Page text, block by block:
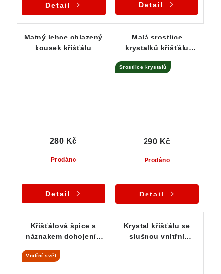
Detail Detail
Matný lehce ohlazený
kousek křišťálu
Prodáno
280 Kč
Detail
Malá srostlice
krystalků křišťálu
křemenem
Srostlice krystalů
Prodáno
290 Kč
Detail
Křišťálová špice s
náznakem dohojení -
Vnitřní svět
Krystal křišťálu se
slušnou vnitřní